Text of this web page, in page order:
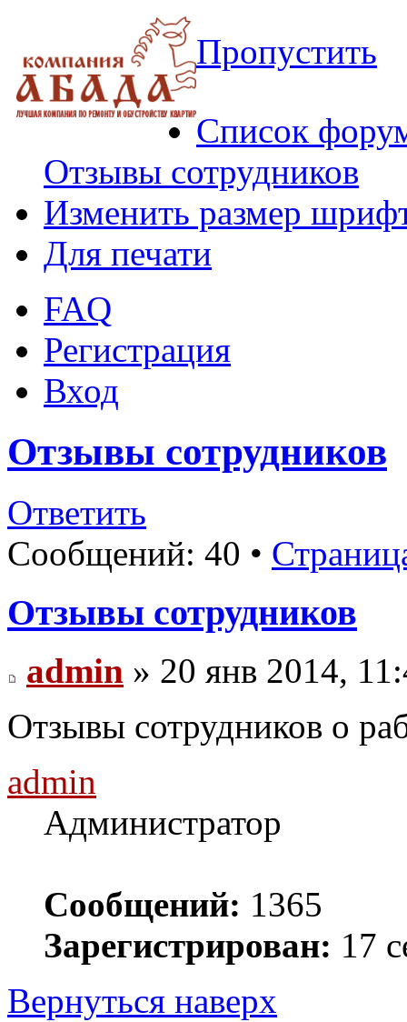
Пропустить
Список
Отзывы сотрудников
Изменить размер
Для печати
FAQ
Регистрация
Вход
Отзывы сотрудников
Ответить
Сообщений: 40 •
Отзывы сотрудников
admin » 20 янв 2014,
Отзывы сотрудников о
admin
Администратор
Сообщений: 1365
Зарегистрирован: 17
Вернуться наверх